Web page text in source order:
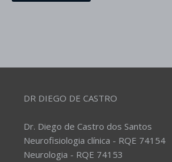
DR DIEGO DE CASTRO
Dr. Diego de Castro dos Santos
Neurofisiologia clínica - RQE 74154
Neurologia - RQE 74153